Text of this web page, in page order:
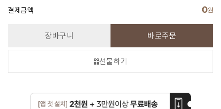
결제금액 0원
장바구니 바로주문
선물하기